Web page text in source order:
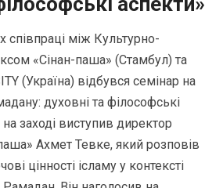
співпраці між Культурно-
«Сінан-паша» (Стамбул) та
(Україна) відбувся семінар на
духовні та філософські
заході виступив директор
Ахмет Тевке, який розповів
цінності ісламу у контексті